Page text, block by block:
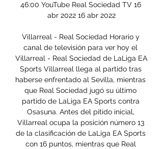
46:00 YouTube Real Sociedad TV 16
abr 2022 16 abr 2022
Villarreal - Real Sociedad Horario y
canal de televisión para ver hoy el
Villarreal - Real Sociedad de LaLiga EA
Sports Villarreal llega al partido tras
haberse enfrentado al Sevilla, mientras
que Real Sociedad jugó su último
partido de LaLiga EA Sports contra
Osasuna. Antes del pitido inicial,
Villarreal ocupa la posición número 13
de la clasificación de LaLiga EA Sports
con 16 puntos, mientras que Real